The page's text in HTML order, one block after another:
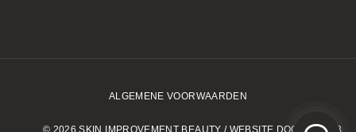
ALGEMENE VOORWAARDEN
© 2026 SKIN IMPROVEMENT BEAUTY / WEBSITE DOOR KLUBB